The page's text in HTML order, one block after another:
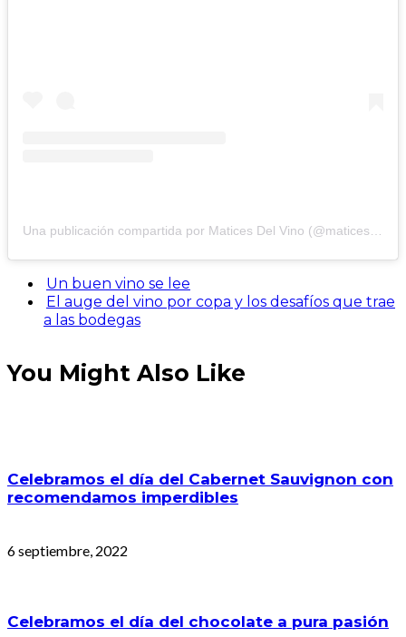
Una publicación compartida por Matices Del Vino (@maticesdelvino)
Un buen vino se lee
El auge del vino por copa y los desafíos que trae
a las bodegas
You Might Also Like
Celebramos el día del Cabernet Sauvignon con
recomendamos imperdibles
6 septiembre, 2022
Celebramos el día del chocolate a pura pasión